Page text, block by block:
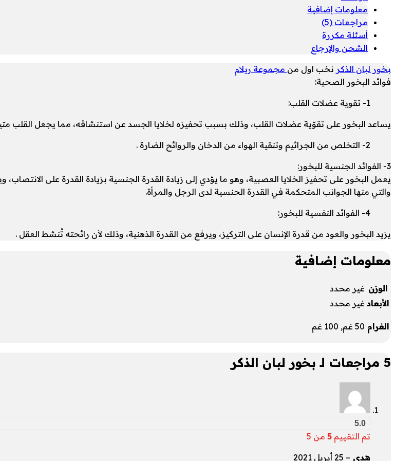
معلومات إضافية
مراجعات (5)
أسئلة مكررة
الشحن والإرجاع
بخور لبان الذكر نخب اول من مجموعة ريلام
فوائد البخور الصحية:
1- تقوية عضلات القلب:
يساعد البخور على تقوّية عضلات القلب، وذلك بسبب تحفيزه لخلايا الجسد عن استنشاقه، مما يجعل القلب
2- التخلص من الجراثيم وتنقية الهواء من الدخان والروائح الضارة .
3- الفوائد الجنسية للبخور:
يعمل البخور على تحفيز الخلايا العصبية، وهو ما يؤدي إلى زيادة القدرة الجنسية بزيادة القدرة على
والتي منها الجوانب المتحكمة في القدرة الحنسية لدى الرجل والمرأة.
4- الفوائد النفسية للبخور:
يزيد البخور والعود من قدرة الإنسان على التركيز، ويرفع من القدرة الذهنية، وذلك لأن رائحته تُنشط العقل .
معلومات إضافية
الوزن غير محدد
الأبعاد غير محدد
الغرام 50 غم, 100 غم
5 مراجعات لـ بخور لبان الذكر
5.0
تم التقييم 5 من 5
هدى – 25 أبريل 2021